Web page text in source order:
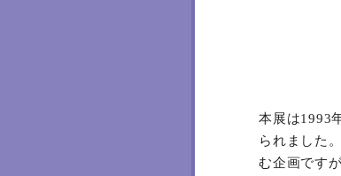
本展は1993
られました
む企画です